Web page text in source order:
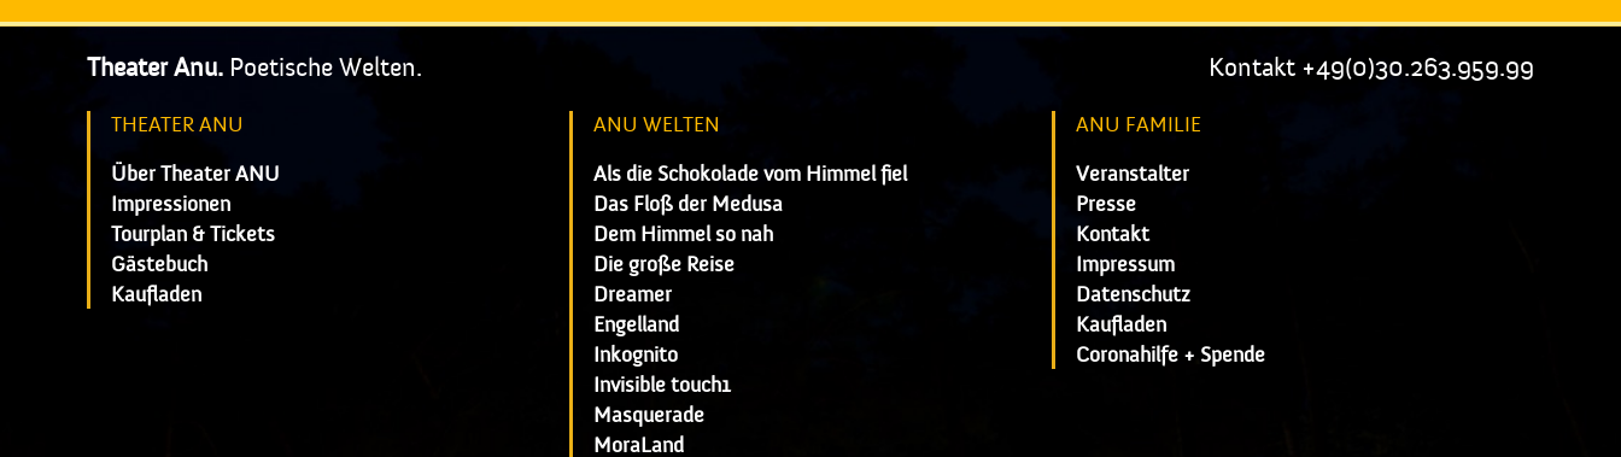
Theater Anu. Poetische Welten. Kontakt +49(0)30.263.959.99
THEATER ANU
Über Theater ANU
Impressionen
Tourplan & Tickets
Gästebuch
Kaufladen
ANU WELTEN
Als die Schokolade vom Himmel fiel
Das Floß der Medusa
Dem Himmel so nah
Die große Reise
Dreamer
Engelland
Inkognito
Invisible touch1
Masquerade
MoraLand
ANU FAMILIE
Veranstalter
Presse
Kontakt
Impressum
Datenschutz
Kaufladen
Coronahilfe + Spende